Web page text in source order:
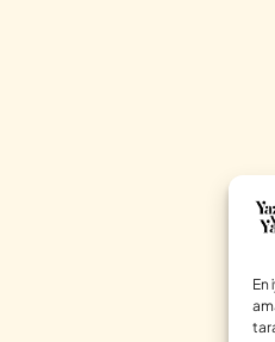
En